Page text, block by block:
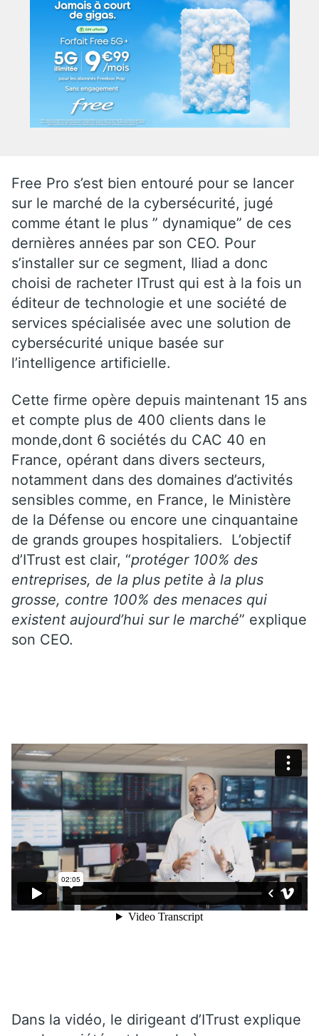
Free Pro s’est bien entouré pour se lancer
sur le marché de la cybersécurité, jugé
comme étant le plus ” dynamique” de ces
dernières années par son CEO. Pour
s’installer sur ce segment, Iliad a donc
choisi de racheter ITrust qui est à la fois un
éditeur de technologie et une société de
services spécialisée avec une solution de
cybersécurité unique basée sur
l’intelligence artificielle.
Cette firme opère depuis maintenant 15 ans
et compte plus de 400 clients dans le
monde,dont 6 sociétés du CAC 40 en
France, opérant dans divers secteurs,
notamment dans des domaines d’activités
sensibles comme, en France, le Ministère
de la Défense ou encore une cinquantaine
de grands groupes hospitaliers. L’objectif
d’ITrust est clair, “protéger 100% des
entreprises, de la plus petite à la plus
grosse, contre 100% des menaces qui
existent aujourd’hui sur le marché” explique
son CEO.
Dans la vidéo, le dirigeant d’ITrust explique